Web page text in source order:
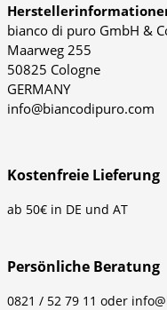
bianco di puro GmbH &
Maarweg 255
50825 Cologne
GERMANY
info@biancodipuro.com
Kostenfreie Lieferung
ab 50€ in DE und AT
Persönliche Beratung
0821 / 52 79 11 oder